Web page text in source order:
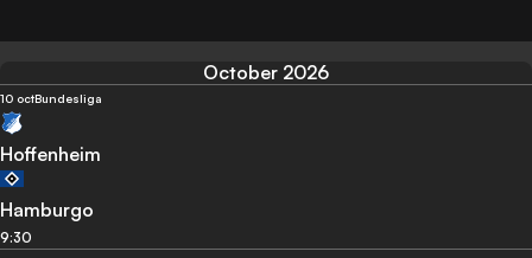
October 2026
10 octBundesliga
Hoffenheim
Hamburgo
9:30